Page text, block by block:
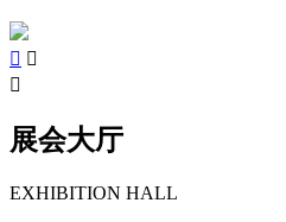
 

展会大厅
EXHIBITION HALL